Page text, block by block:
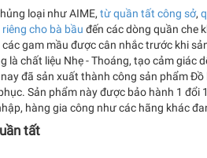
loại như AIME, từ quần tất công sở,
cho bà bầu đến các dòng quần che
gam mầu được cân nhắc trước khi
chất liệu Nhẹ - Thoáng, tạo cảm giác
đã sản xuất thành công sản phẩm
Sản phẩm này được bảo hành 1 đổi
hàng gia công như các hãng khác
tất